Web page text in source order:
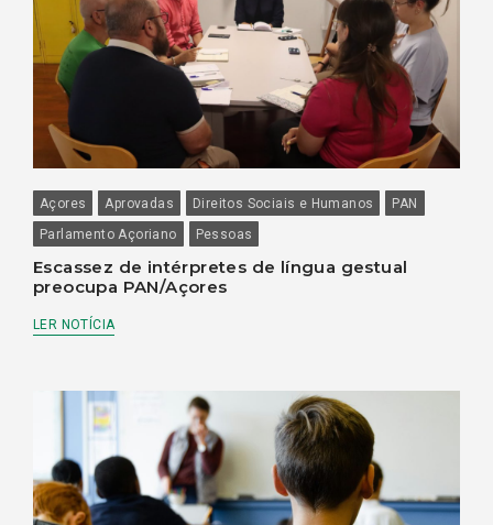
Açores Aprovadas Direitos Sociais e Humanos
PAN
Parlamento Açoriano
Pessoas
Escassez de intérpretes de língua gestual
preocupa PAN/Açores
LER NOTÍCIA